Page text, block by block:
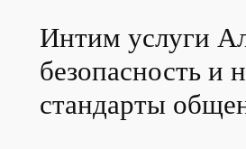
Интим услуги
безопасность и
стандарты